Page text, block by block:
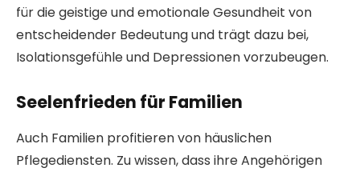
für die geistige und emotionale Gesundheit von
entscheidender Bedeutung und trägt dazu bei,
Isolationsgefühle und Depressionen vorzubeugen.
Seelenfrieden für Familien
Auch Familien profitieren von häuslichen
Pflegediensten. Zu wissen, dass ihre Angehörigen